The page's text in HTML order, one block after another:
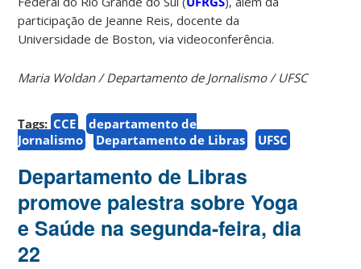
participação de Jeanne Reis, docente da
Universidade de Boston, via videoconferência.
Maria Woldan / Departamento de Jornalismo / UFSC
Tags: CCE
departamento de
Jornalismo
Departamento de Libras UFSC
Departamento de Libras
promove palestra sobre Yoga
e Saúde na segunda-feira, dia
22